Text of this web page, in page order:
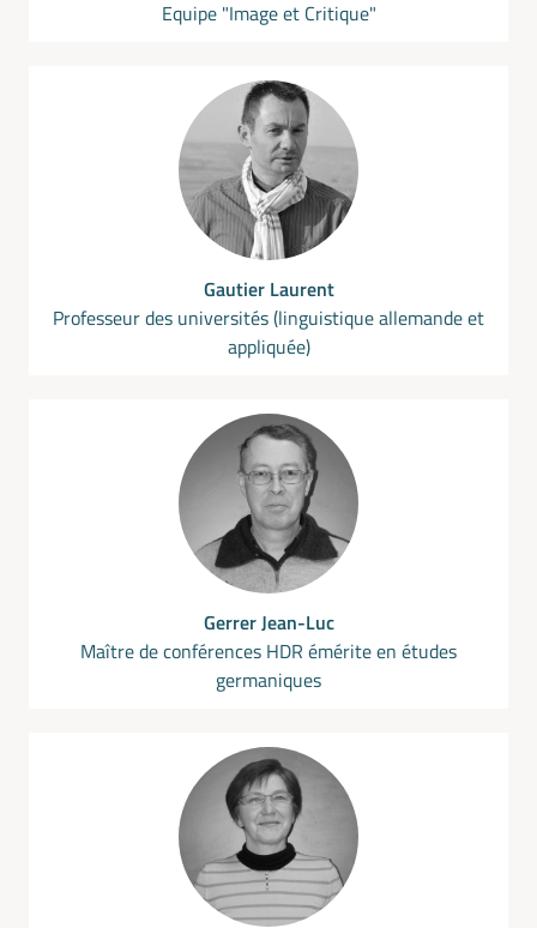
Equipe "Image et Critique"
Gautier Laurent
Professeur des universités (linguistique allemande et
appliquée)
Gerrer Jean-Luc
Maître de conférences HDR émérite en études
germaniques